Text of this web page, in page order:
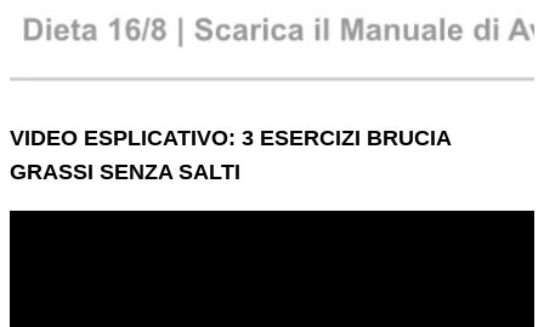
VIDEO ESPLICATIVO: 3 ESERCIZI BRUCIA
GRASSI SENZA SALTI